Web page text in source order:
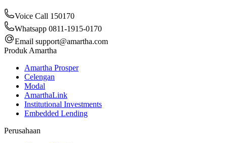
Voice Call 150170
Whatsapp 0811-1915-0170
Email support@amartha.com
Produk Amartha
Amartha Prosper
Celengan
Modal
AmarthaLink
Institutional Investments
Embedded Lending
Perusahaan